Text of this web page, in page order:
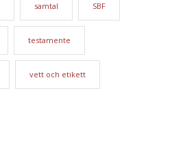
samtal SBF
testamente
vett och etikett